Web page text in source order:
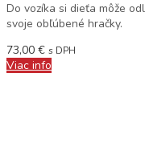
Do vozíka si dieťa môže
svoje obľúbené hračky.
73,00 € s DPH
Viac info